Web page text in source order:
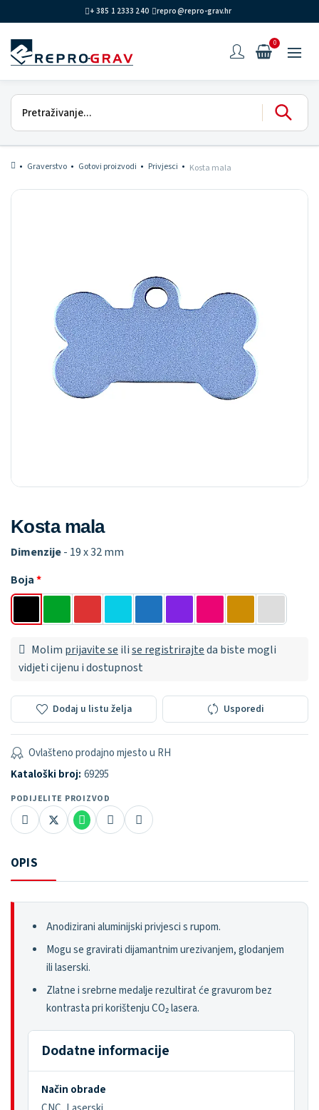
+ 385 1 2333 240 repro@repro-grav.hr
0
Graverstvo Gotovi proizvodi Privjesci Kosta mala
Kosta mala
Dimenzije- 19 x 32 mm
Boja
Molim prijavite se ilise registrirajteda biste mogli
vidjeti cijenu i dostupnost
Dodaj u listu želja Usporedi
Ovlašteno prodajno mjesto u RH
Kataloški broj: 69295
PODIJELITE PROIZVOD
OPIS
Anodizirani aluminijski privjesci s rupom.
Mogu se gravirati dijamantnim urezivanjem, glodanjem
ili laserski.
Zlatne i srebrne medalje rezultirat će gravurom bez
kontrasta pri korištenju CO₂ lasera.
Dodatne informacije
Način obrade